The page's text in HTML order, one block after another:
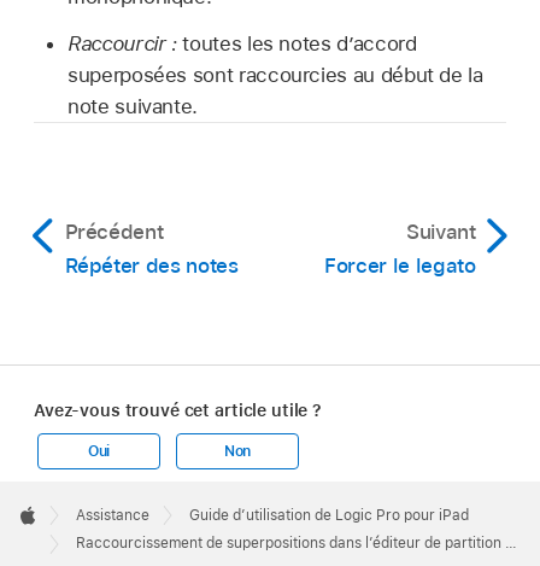
Raccourcir :toutes les notes d’accord
superposées sont raccourcies au début de la
note suivante.
Précédent
Répéter des notes
Suivant
Forcer le legato
Avez-vous trouvé cet article utile ?
Oui Non
Footer

Apple
Assistance
Guide d’utilisation de Logic Pro pour iPad
Raccourcissement de superpositions dans l’éditeur de partition défilante dans Logic Pro pour iPad